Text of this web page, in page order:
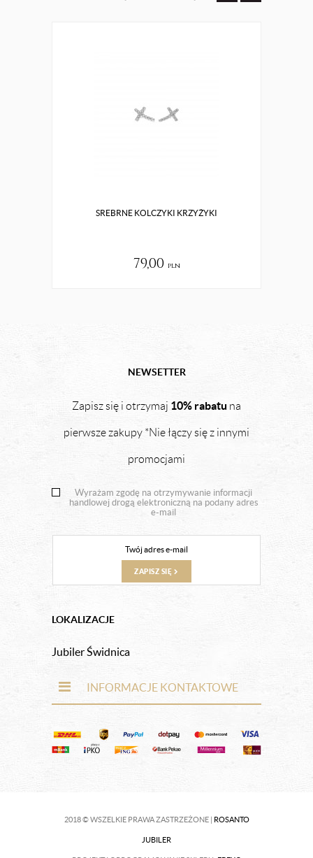
SREBRNE KOLCZYKI KRZYŻYKI
79,00 pln
NEWSETTER
Zapisz się i otrzymaj 10% rabatu na
pierwsze zakupy *Nie łączy się z innymi
promocjami
Wyrażam zgodę na otrzymywanie informacji
handlowej drogą elektroniczną na podany adres
e-mail
ZAPISZ SIĘ
LOKALIZACJE
Jubiler Świdnica
INFORMACJE KONTAKTOWE
2018 © WSZELKIE PRAWA ZASTRZEŻONE | ROSANTO
JUBILER